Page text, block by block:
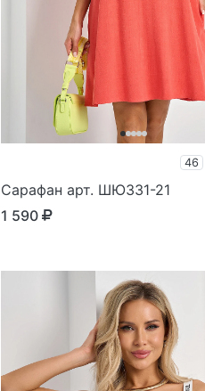
46
Сарафан арт. ШЮ331-21
1 590